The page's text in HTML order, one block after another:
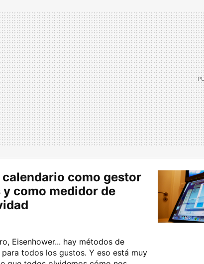
como gestor
y como medidor de
Eisenhower... hay métodos de
todos los gustos. Y eso está muy